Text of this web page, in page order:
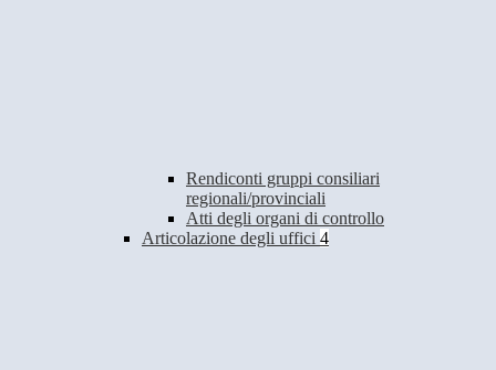
Rendiconti gruppi consiliari
regionali/provinciali
Atti degli organi di controllo
Articolazione degli uffici 4